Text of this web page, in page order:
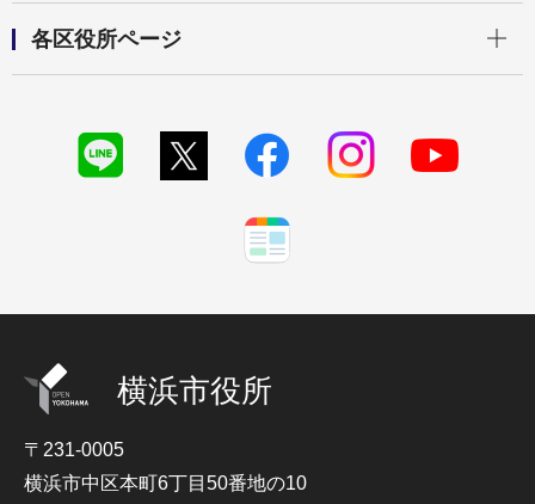
各区役所ページ
横浜市役所
〒231-0005
横浜市中区本町6丁目50番地の10